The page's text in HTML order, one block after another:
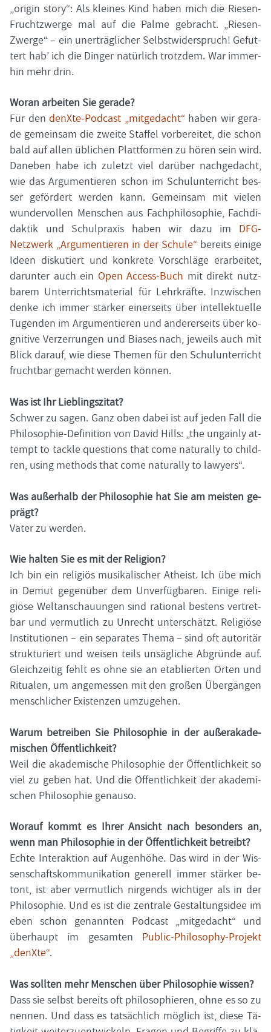
„ori­gin story“: Als klei­nes Kind haben mich die Riesen-​
Fruchtzwerge mal auf die Palme ge­bracht. „Riesen-​
Zwerge“ – ein un­er­träg­li­cher Selbst­wi­der­spruch! Ge­fut­
tert hab’ ich die Din­ger na­tür­lich trotz­dem. War im­mer­
hin mehr drin.
Woran ar­bei­ten Sie ge­ra­de?
Für den denXte-​Podcast „mit­ge­dacht“ haben wir ge­ra­
de ge­mein­sam die zwei­te Staf­fel vor­be­rei­tet, die schon
bald auf allen üb­li­chen Platt­for­men zu hören sein wird.
Da­ne­ben habe ich zu­letzt viel dar­über nach­ge­dacht,
wie das Ar­gu­men­tie­ren schon im Schul­un­ter­richt bes­
ser ge­för­dert wer­den kann. Ge­mein­sam mit vie­len
wun­der­vol­len Men­schen aus Fach­phi­lo­so­phie, Fach­di­
dak­tik und Schul­pra­xis haben wir dazu im DFG-​
Netzwerk „Ar­gu­men­tie­ren in der Schu­le“ be­reits ei­ni­ge
Ideen dis­ku­tiert und kon­kre­te Vor­schlä­ge er­ar­bei­tet,
dar­un­ter auch ein Open Access-​Buch mit di­rekt nutz­
ba­rem Un­ter­richts­ma­te­ri­al für Lehr­kräf­te. In­zwi­schen
denke ich immer stär­ker ei­ner­seits über in­tel­lek­tu­el­le
Tu­gen­den im Ar­gu­men­tie­ren und an­de­rer­seits über ko­
gni­ti­ve Ver­zer­run­gen und Bia­ses nach, je­weils auch mit
Blick dar­auf, wie diese The­men für den Schul­un­ter­richt
frucht­bar ge­macht wer­den kön­nen.
Was ist Ihr Lieb­lings­zi­tat?
Schwer zu sagen. Ganz oben dabei ist auf jeden Fall die
Philosophie-​Definition von David Hills: „the un­gain­ly at­
tempt to tack­le ques­ti­ons that come na­tu­ral­ly to child­
ren, using me­thods that come na­tu­ral­ly to la­wy­ers“.
Was au­ßer­halb der Phi­lo­so­phie hat Sie am meis­ten ge­
prägt?
Vater zu wer­den.
Wie hal­ten Sie es mit der Re­li­gi­on?
Ich bin ein re­li­gi­ös mu­si­ka­li­scher Athe­ist. Ich übe mich
in Demut ge­gen­über dem Un­ver­füg­ba­ren. Ei­ni­ge re­li­
giö­se Welt­an­schau­un­gen sind ra­tio­nal bes­tens ver­tret­
bar und ver­mut­lich zu Un­recht un­ter­schätzt. Re­li­giö­se
In­sti­tu­tio­nen – ein se­pa­ra­tes Thema – sind oft au­to­ri­tär
struk­tu­riert und wei­sen teils un­säg­li­che Ab­grün­de auf.
Gleich­zei­tig fehlt es ohne sie an eta­blier­ten Orten und
Ri­tua­len, um an­ge­mes­sen mit den gro­ßen Über­gän­gen
mensch­li­cher Exis­ten­zen um­zu­ge­hen.
Warum be­trei­ben Sie Phi­lo­so­phie in der au­ßer­aka­de­
mi­schen Öf­fent­lich­keit?
Weil die aka­de­mi­sche Phi­lo­so­phie der Öf­fent­lich­keit so
viel zu geben hat. Und die Öf­fent­lich­keit der aka­de­mi­
schen Phi­lo­so­phie ge­nau­so.
Wor­auf kommt es Ihrer An­sicht nach be­son­ders an,
wenn man Phi­lo­so­phie in der Öf­fent­lich­keit be­treibt?
Echte In­ter­ak­ti­on auf Au­gen­hö­he. Das wird in der Wis­
sen­schafts­kom­mu­ni­ka­ti­on ge­ne­rell immer stär­ker be­
tont, ist aber ver­mut­lich nir­gends wich­ti­ger als in der
Phi­lo­so­phie. Und es ist die zen­tra­le Ge­stal­tungs­idee im
eben schon ge­nann­ten Pod­cast „mit­ge­dacht“ und
über­haupt im ge­sam­ten Public-​Philosophy-Projekt
„denX­te“.
Was soll­ten mehr Men­schen über Phi­lo­so­phie wis­sen?
Dass sie selbst be­reits oft phi­lo­so­phie­ren, ohne es so zu
nen­nen. Und dass es tat­säch­lich mög­lich ist, diese Tä­